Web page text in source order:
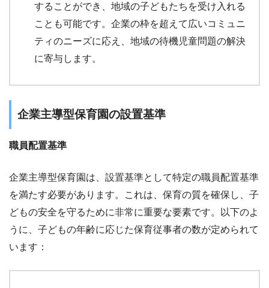
することができ、地域の子どもたちを受け入れる
ことも可能です。企業の枠を超えて広いコミュニ
ティのニーズに応え、地域の待機児童問題の解決
に寄与します。
企業主導型保育園の設置基準
職員配置基準
企業主導型保育園は、設置基準として特定の職員配置基準
を満たす必要があります。これは、保育の質を確保し、子
どもの安全を守るために非常に重要な要素です。以下のよ
うに、子どもの年齢に応じた保育従事者の数が定められて
います：